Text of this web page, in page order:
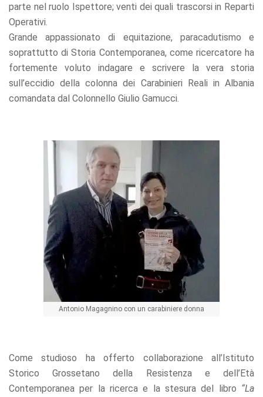
parte nel ruolo Ispettore; venti dei quali trascorsi in Reparti
Operativi.
Grande appassionato di equitazione, paracadutismo e
soprattutto di Storia Contemporanea, come ricercatore ha
fortemente voluto indagare e scrivere la vera storia
sull’eccidio della colonna dei Carabinieri Reali in Albania
comandata dal Colonnello Giulio Gamucci.
Antonio Magagnino con un carabiniere donna
Come studioso ha offerto collaborazione all’Istituto
Storico Grossetano della Resistenza e dell’Età
Contemporanea per la ricerca e la stesura del libro “La
possible
during your
visit. If you
refuse these
cookies,
some
functionality
will
disappear
Marketing
behavior as
you visit our
site, you
increase the
chance of
personalized
content and